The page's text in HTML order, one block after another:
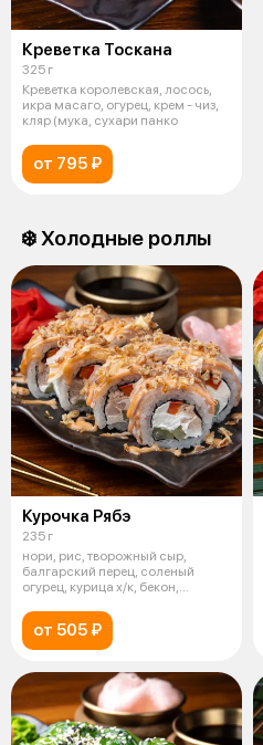
Креветка Тоскана
325 г
Креветка королевская, лосось,
икра масаго, огурец, крем - чиз,
кляр (мука, сухари панко
от 795 ₽
❄️ Холодные роллы
Курочка Рябэ
235 г
нори, рис, творожный сыр,
балгарский перец, соленый
огурец, курица х/к, бекон,
от 505 ₽